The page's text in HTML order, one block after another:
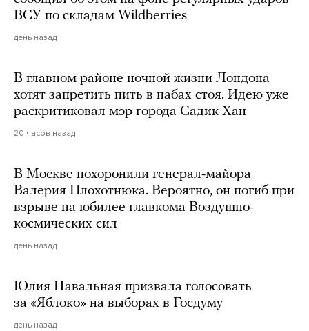
ВСУ по складам Wildberries
день назад
В главном районе ночной жизни Лондона
хотят запретить пить в пабах стоя. Идею уже
раскритиковал мэр города Садик Хан
20 часов назад
В Москве похоронили генерал-майора
Валерия Плохотнюка. Вероятно, он погиб при
взрыве на юбилее главкома Воздушно-
космических сил
день назад
Юлия Навальная призвала голосовать
за «Яблоко» на выборах в Госдуму
день назад